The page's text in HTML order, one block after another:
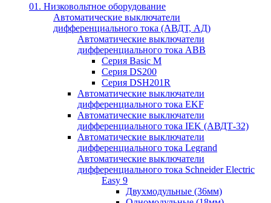
01. Низковольтное оборудование
Автоматические выключатели
дифференциального тока (АВДТ, АД)
Автоматические выключатели
дифференциального тока ABB
Серия Basic M
Серия DS200
Серия DSH201R
Автоматические выключатели
дифференциального тока EKF
Автоматические выключатели
дифференциального тока IEK (АВДТ-32)
Автоматические выключатели
дифференциального тока Legrand
Автоматические выключатели
дифференциального тока Schneider Electric
Easy 9
Двухмодульные (36мм)